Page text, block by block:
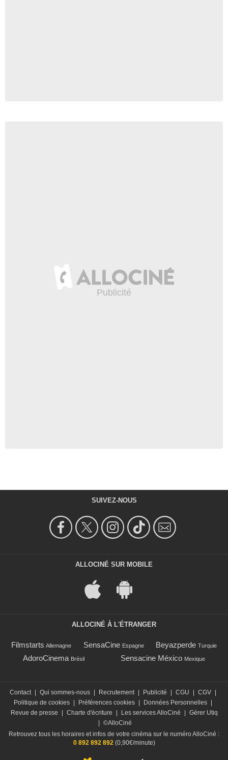
SUIVEZ-NOUS
ALLOCINÉ SUR MOBILE
ALLOCINÉ À L'ÉTRANGER
Filmstarts Allemagne SensaCine Espagne Beyazperde Turquie
AdoroCinema Brésil Sensacine México Mexique
Contact Qui sommes-nous Recrutement Publicité CGU CGV
Politique de cookies
Préférences cookies Données Personnelles
Revue de presse
Charte d'écriture Les services AlloCiné
Gérer Utiq
©AlloCiné
Retrouvez tous les horaires et infos de votre cinéma sur le numéro AlloCiné :
0 892 892 892(0,90€/minute)